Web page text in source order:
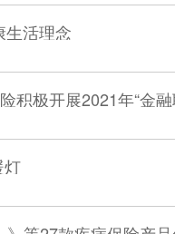
生活理念
灯